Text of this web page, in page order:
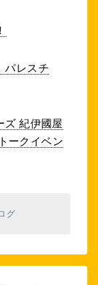
パレスチ
ズ 紀伊國屋
ークイベン
グ